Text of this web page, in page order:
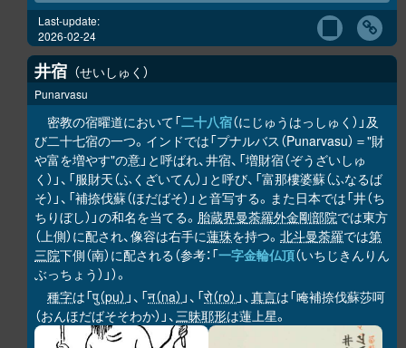
Last-update:
2026-02-24
井宿 せいしゅく
Punarvasu
密教の宿曜道において「二十八宿（にじゅうはっしゅく）」及
び二十七宿の一つ。インドでは「プナルバス（Punarvasu）＝"財
や富を増やす"の意」と呼ばれ、井宿、「増財宿（ぞうざいしゅ
く）」、「服財天（ふくざいてん）」と呼び、「富那樓婆蘇（ふなるば
そ）」、「補捺伐蘇（ほだばそ）」と音写する。また日本では「井（ち
ちりぼし）」の和名を当てる。 胎蔵界曼荼羅外金剛部院では東方
（上側）に配され、像容は右手に蓮珠を持つ。 北斗曼荼羅では第
三院下側（南）に配される（参考：「一字金輪仏頂（いちじきんりん
ぶっちょう）」）。
種字は「पु（pu） 」、「न（na） 」、「रो（ro） 」、真言は「唵補捺伐蘇莎呵
（おんほだばそそわか）」、三昧耶形は蓮上星。